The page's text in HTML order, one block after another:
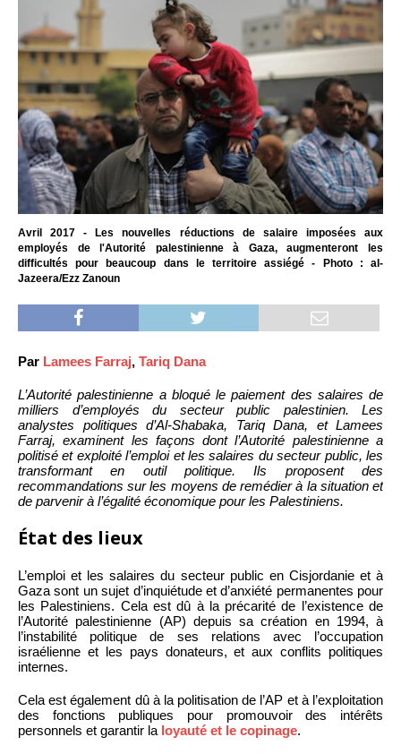
Avril 2017 - Les nouvelles réductions de salaire imposées aux
employés de l'Autorité palestinienne à Gaza, augmenteront les
difficultés pour beaucoup dans le territoire assiégé - Photo : al-
Jazeera/Ezz Zanoun
Par Lamees Farraj, Tariq Dana
L’Autorité palestinienne a bloqué le paiement des salaires de
milliers d’employés du secteur public palestinien. Les
analystes politiques d’Al-Shabaka, Tariq Dana, et Lamees
Farraj, examinent les façons dont l’Autorité palestinienne a
politisé et exploité l’emploi et les salaires du secteur public, les
transformant en outil politique. Ils proposent des
recommandations sur les moyens de remédier à la situation et
de parvenir à l’égalité économique pour les Palestiniens.
État des lieux
L’emploi et les salaires du secteur public en Cisjordanie et à
Gaza sont un sujet d’inquiétude et d’anxiété permanentes pour
les Palestiniens. Cela est dû à la précarité de l’existence de
l’Autorité palestinienne (AP) depuis sa création en 1994, à
l’instabilité politique de ses relations avec l’occupation
israélienne et les pays donateurs, et aux conflits politiques
internes.
Cela est également dû à la politisation de l’AP et à l’exploitation
des fonctions publiques pour promouvoir des intérêts
personnels et garantir la loyauté et le copinage.